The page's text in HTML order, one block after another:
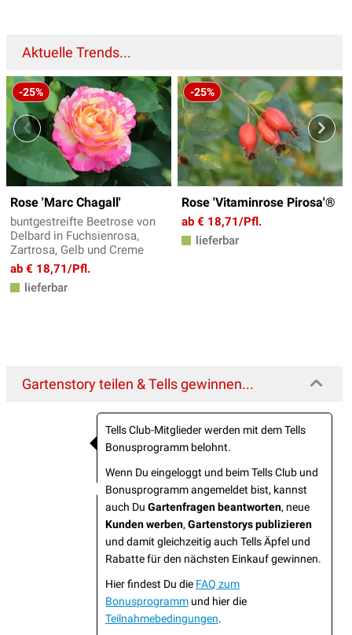
Aktuelle Trends...
-25%
Rose 'Marc Chagall'
buntgestreifte Beetrose von
Delbard in Fuchsienrosa,
Zartrosa, Gelb und Creme
ab € 18,71/Pfl.
lieferbar
-25%
Rose 'Vitaminrose Pirosa'®
ab € 18,71/Pfl.
lieferbar
Gartenstory teilen & Tells gewinnen...
Tells Club-Mitglieder werden mit dem Tells
Bonusprogramm belohnt.
Wenn Du eingeloggt und beim Tells Club und
Bonusprogramm angemeldet bist, kannst
auch Du Gartenfragen beantworten, neue
Kunden werben, Gartenstorys publizieren
und damit gleichzeitig auch Tells Äpfel und
Rabatte für den nächsten Einkauf gewinnen.
Hier findest Du die FAQ zum
Bonusprogramm und hier die
Teilnahmebedingungen.